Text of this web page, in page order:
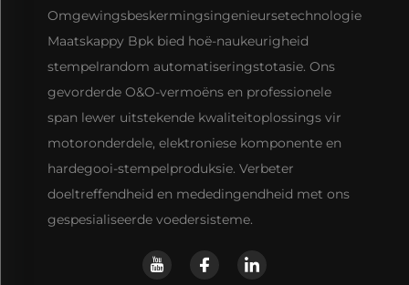
Omgewingsbeskermingsingenieursetechnologie
Maatskappy Bpk bied hoë-naukeurigheid
stempelrandom automatiseringstotasie. Ons
gevorderde O&O-vermoëns en professionele
span lewer uitstekende kwaliteitoplossings vir
motoronderdele, elektroniese komponente en
hardegooi-stempelproduksie. Verbeter
doeltreffendheid en mededingendheid met ons
gespesialiseerde voedersisteme.